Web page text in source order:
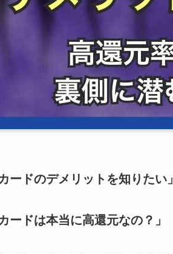
ードのデメリットを知りたい」
ードは本当に高還元なの？」